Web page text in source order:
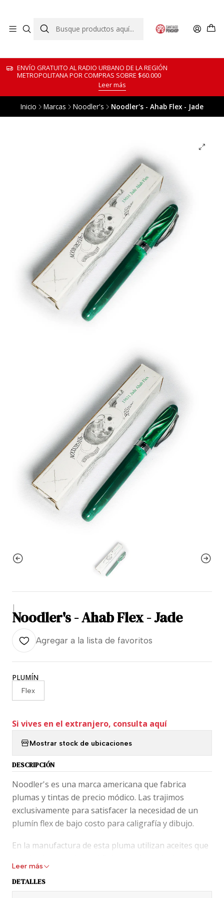
ENVÍO GRATUITO AL RADIO URBANO DE LA REGIÓN
METROPOLITANA POR COMPRAS SOBRE $60.000
Leer más
Inicio Marcas Noodler's Noodler's - Ahab Flex - Jade
|
Noodler's - Ahab Flex - Jade
Agregar a la lista de favoritos
PLUMÍN
Flex
Si vives en el extranjero, consulta aquí
Mostrar stock de ubicaciones
DESCRIPCIÓN
Noodler's es una marca americana que fabrica
plumas y tintas de precio módico. Las trajimos
exclusivamente para satisfacer la necesidad de un
plumín flex de bajo costo para caligrafía y dibujo.
En la manufactura de esta pluma utilizan aceites que
pluma, dando una experiencia no grata de escritura,
por eso te recomendamos lavar exhaustivamente la
Leer más
DETALLES